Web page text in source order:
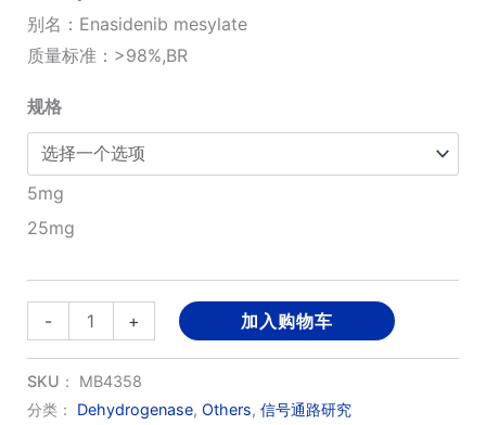
¥1,500.00
别名：Enasidenib mesylate
质量标准：>98%,BR
规格
5mg
25mg
-
Enasidenib
mesylate(AG-
221)
数
+ 加入购物车
SKU： MB4358
分类： Dehydrogenase, Others, 信号通路研究